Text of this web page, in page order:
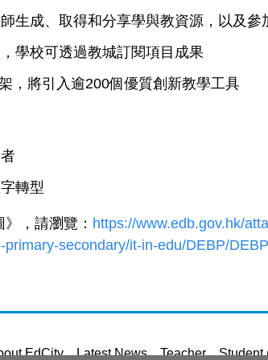
生成、取得和分享學與教資源，以及參
學校可透過教城訂閱項目成果
，將引入逾200個優質創新教學工具
轉型
，請瀏覽： https://www.edb.gov.hk/
secondary/it-in-edu/DEBP/
EdCity Latest News Teacher Student